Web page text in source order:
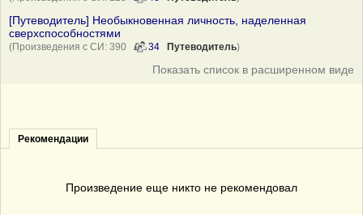
[Путеводитель] Необыкновенная личность, наделенная
сверхспособностями
(Произведения с СИ: 390 34 Путеводитель)
Показать список в расширенном виде
Рекомендации
Произведение еще никто не рекомендовал